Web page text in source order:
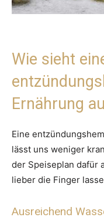
Wie sieht
Ernährung
Eine
lässt uns weniger
der Speiseplan dafür
lieber die Finger
Ausreichend